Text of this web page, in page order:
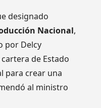
designado
Nacional,
por Delcy
de Estado
para crear una
al ministro